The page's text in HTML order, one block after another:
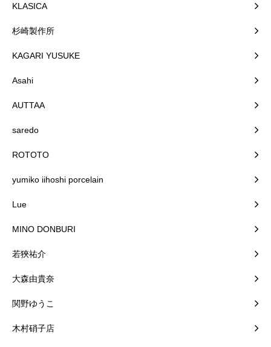
KLASICA
杉崎製作所
KAGARI YUSUKE
Asahi
AUTTAA
saredo
ROTOTO
yumiko iihoshi porcelain
Lue
MINO DONBURI
若狹祐介
大森由貴奈
関野ゆうこ
木村硝子店